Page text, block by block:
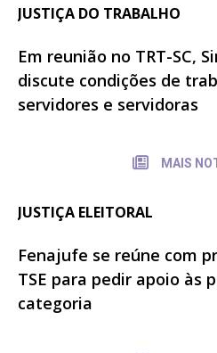
JUSTIÇA DO TRABALHO
Em reunião no TRT-SC,
discute condições de
servidores e servidoras
MAIS
JUSTIÇA ELEITORAL
Fenajufe se reúne com
TSE para pedir apoio às
categoria